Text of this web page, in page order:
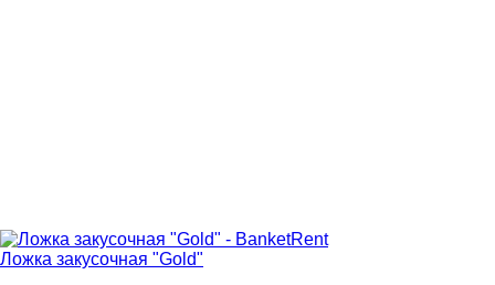
Ложка закусочная "Gold"